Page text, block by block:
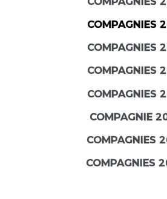
COMPAGNIES
COMPAGNIES
COMPAGNIES
COMPAGNIES
COMPAGNIE
COMPAGNIES
COMPAGNIES